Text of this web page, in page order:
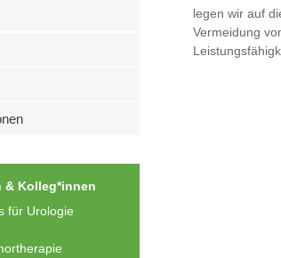
& Kolleg*innen
für Urologie
legen wir auf
Vermeidung